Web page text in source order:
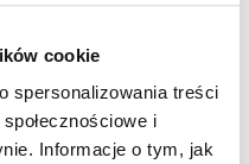
cookie
spersonalizowania treści
i
Informacje o tym, jak